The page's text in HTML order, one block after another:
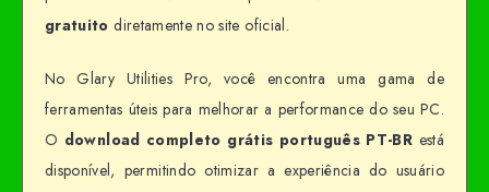
gratuito diretamente no site oficial.
No Glary Utilities Pro, você encontra uma gama de
ferramentas úteis para melhorar a performance do seu PC.
O download completo grátis português PT-BR está
disponível, permitindo otimizar a experiência do usuário